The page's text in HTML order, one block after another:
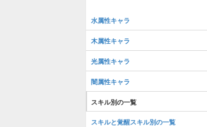
水属性キャラ
木属性キャラ
光属性キャラ
闇属性キャラ
スキル別の一覧
スキルと覚醒スキル別の一覧